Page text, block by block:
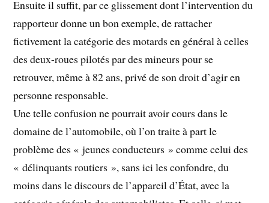
Ensuite il suffit, par ce glissement dont l’intervention du
rapporteur donne un bon exemple, de rattacher
fictivement la catégorie des motards en général à celles
des deux-roues pilotés par des mineurs pour se
retrouver, même à 82 ans, privé de son droit d’agir en
personne responsable.
Une telle confusion ne pourrait avoir cours dans le
domaine de l’automobile, où l’on traite à part le
problème des « jeunes conducteurs » comme celui des
« délinquants routiers », sans ici les confondre, du
moins dans le discours de l’appareil d’État, avec la